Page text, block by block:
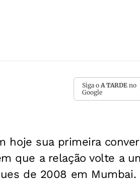
Siga o A TARDE no
Google
hoje sua primeira
que a relação volte a
de 2008 em Mumbai.